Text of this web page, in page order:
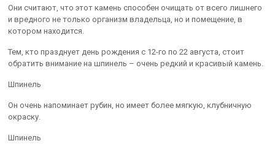
Они считают, что этот камень способен очищать от всего лишнего
и вредного не только организм владельца, но и помещение, в
котором находится.
Тем, кто празднует день рождения с 12-го по 22 августа, стоит
обратить внимание на шпинель – очень редкий и красивый камень.
Шпинель
Он очень напоминает рубин, но имеет более мягкую, клубничную
окраску.
Шпинель